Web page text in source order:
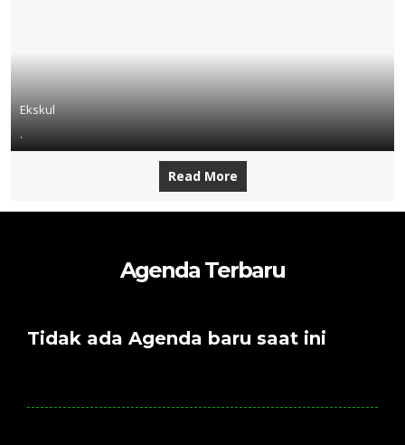
Ekskul
.
Read More
Agenda Terbaru
Tidak ada Agenda baru saat ini